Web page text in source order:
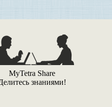
MyTetra Share
знаниями!